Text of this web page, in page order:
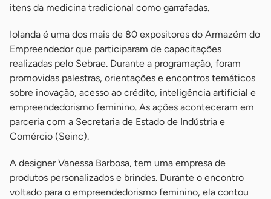
itens da medicina tradicional como garrafadas.
Iolanda é uma dos mais de 80 expositores do Armazém do
Empreendedor que participaram de capacitações
realizadas pelo Sebrae. Durante a programação, foram
promovidas palestras, orientações e encontros temáticos
sobre inovação, acesso ao crédito, inteligência artificial e
empreendedorismo feminino. As ações aconteceram em
parceria com a Secretaria de Estado de Indústria e
Comércio (Seinc).
A designer Vanessa Barbosa, tem uma empresa de
produtos personalizados e brindes. Durante o encontro
voltado para o empreendedorismo feminino, ela contou